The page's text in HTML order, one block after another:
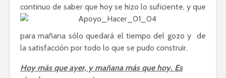
continuo de saber que hoy se hizo lo suficiente, y que
para mañana sólo quedará el tiempo del gozo y de
la satisfacción por todo lo que se pudo construir.
Hoy más que ayer, y mañana más que hoy. Es